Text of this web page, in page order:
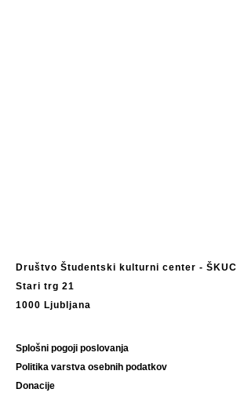
Društvo Študentski kulturni center - ŠKUC
Stari trg 21
1000 Ljubljana
Splošni pogoji poslovanja
Politika varstva osebnih podatkov
Donacije